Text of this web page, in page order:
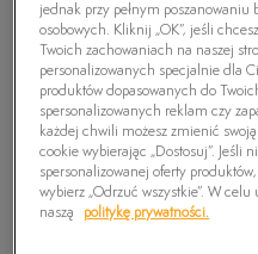
TIMBERLAND
RUFFLE SOCK
39,99zł
jednak przy pełnym poszanowaniu
osobowych. Kliknij „OK”, jeśli
Twoich zachowaniach na naszej
personalizowanych specjalnie dla
produktów dopasowanych do
spersonalizowanych reklam czy
każdej chwili możesz zmienić
cookie wybierając „Dostosuj”. Jeśli
spersonalizowanej oferty
wybierz „Odrzuć wszystkie”. W
naszą
politykę prywatności.